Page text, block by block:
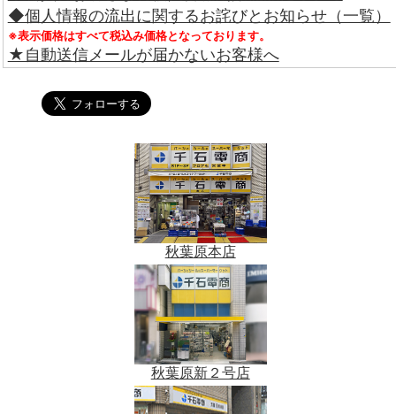
◆個人情報の流出に関するお詫びとお知らせ（一覧）
※表示価格はすべて税込み価格となっております。
★自動送信メールが届かないお客様へ
秋葉原本店
秋葉原新２号店